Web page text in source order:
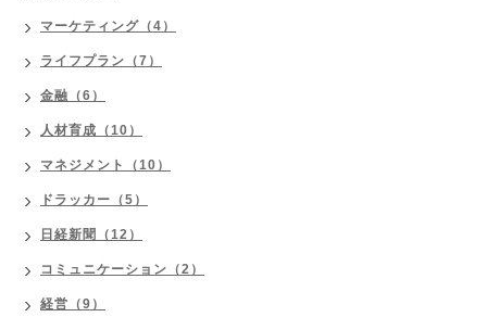
マーケティング（4）
ライフプラン（7）
金融（6）
人材育成（10）
マネジメント（10）
ドラッカー（5）
日経新聞（12）
コミュニケーション（2）
経営（9）